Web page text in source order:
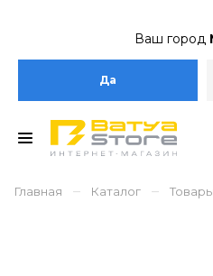
Ваш город
Да
Главная – Каталог –